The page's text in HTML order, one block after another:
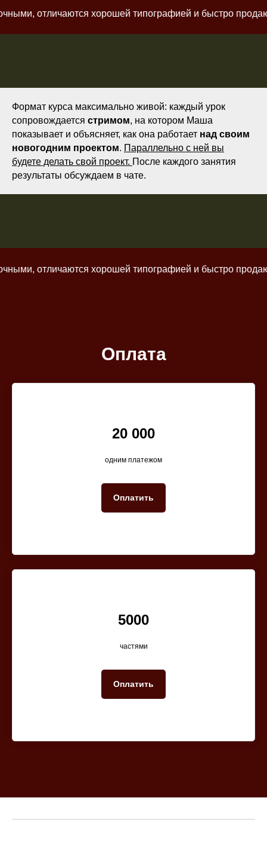
отличаются хорошей типографией и быстро
Формат курса максимально живой: каждый урок
сопровождается стримом, на котором Маша
показывает и объясняет, как она работает над своим
новогодним проектом. Параллельно с ней вы
будете делать свой проект. После каждого занятия
результаты обсуждаем в чате.
отличаются хорошей типографией и быстро
Оплата
20 000
одним платежом
Оплатить
5000
частями
Оплатить